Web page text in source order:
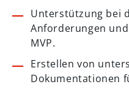
Unterstützung bei
Anforderungen
MVP.
Erstellen von
Dokumentationen